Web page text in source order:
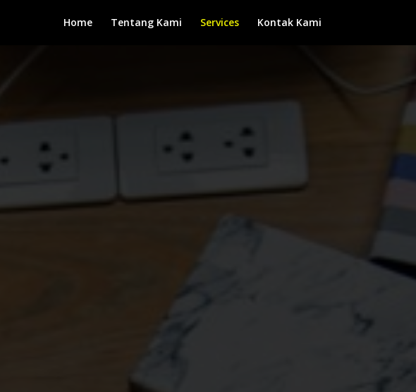
Home Tentang Kami Services Kontak Kami